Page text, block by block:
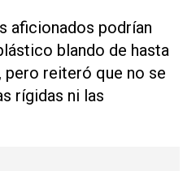
aficionados podrían
blando de ⁠hasta
reiteró que no se
rígidas ni las